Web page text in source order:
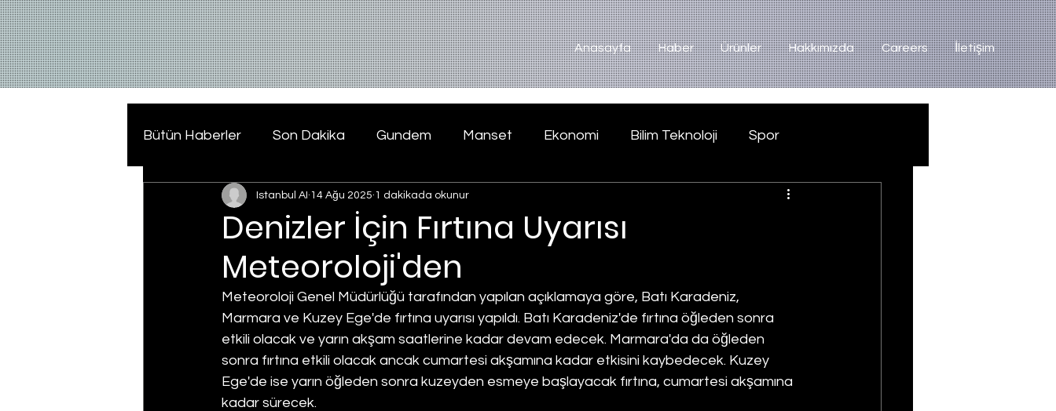
Anasayfa Haber Ürünler Hakkımızda Careers İletişim
Bütün Haberler Son Dakika Gundem Manset Ekonomi Bilim Teknoloji Spor
Denizler İçin Fırtına Uyarısı
Meteoroloji'den
Istanbul AI 14 Ağu 2025 1 dakikada okunur
Meteoroloji Genel Müdürlüğü tarafından yapılan açıklamaya göre, Batı Karadeniz,
Marmara ve Kuzey Ege'de fırtına uyarısı yapıldı. Batı Karadeniz'de fırtına öğleden sonra
etkili olacak ve yarın akşam saatlerine kadar devam edecek. Marmara'da da öğleden
sonra fırtına etkili olacak ancak cumartesi akşamına kadar etkisini kaybedecek. Kuzey
Ege'de ise yarın öğleden sonra kuzeyden esmeye başlayacak fırtına, cumartesi akşamına
kadar sürecek.